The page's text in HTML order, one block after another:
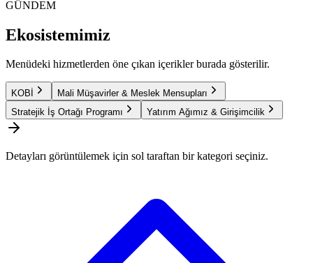
GÜNDEM
Ekosistemimiz
Menüdeki hizmetlerden öne çıkan içerikler burada gösterilir.
KOBİ
Mali Müşavirler & Meslek Mensupları
Stratejik İş Ortağı Programı
Yatırım Ağımız & Girişimcilik
Detayları görüntülemek için sol taraftan bir kategori seçiniz.